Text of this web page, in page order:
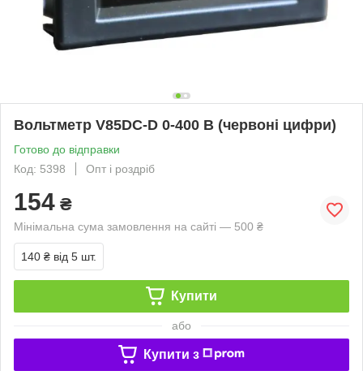
Вольтметр V85DC-D 0-400 В (червоні цифри)
Готово до відправки
Код: 5398
Опт і роздріб
154 ₴
Мінімальна сума замовлення на сайті — 500 ₴
140 ₴ від 5 шт.
Купити
або
Купити з